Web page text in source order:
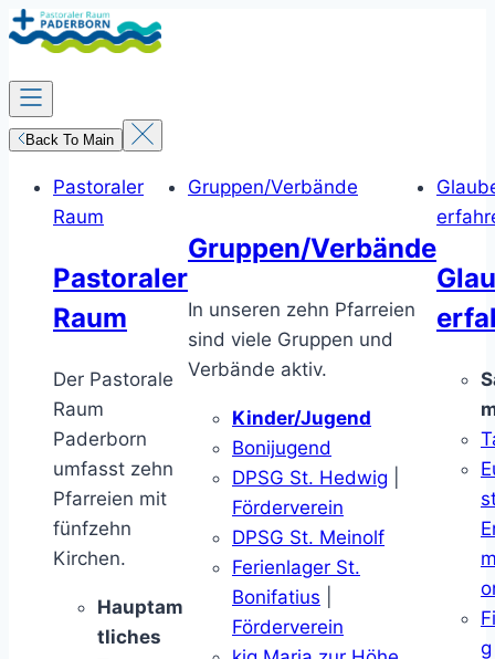
Zum
Inhalt
springen
Back To Main
Pastoraler
Raum
Pastoraler
Raum
Der Pastorale
Raum
Paderborn
umfasst zehn
Pfarreien mit
fünfzehn
Kirchen.
Hauptam
tliches
Gruppen/Verbände
Gruppen/Verbände
In unseren zehn Pfarreien
sind viele Gruppen und
Verbände aktiv.
Kinder/Jugend
Bonijugend
DPSG St. Hedwig
Förderverein
DPSG St. Meinolf
Ferienlager St.
Bonifatius
Förderverein
g